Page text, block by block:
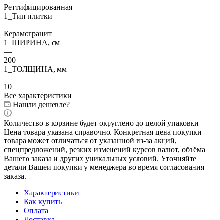
Реттифицированная
1_Тип плитки
—
Керамогранит
1_ШИРИНА, cм
—
200
1_ТОЛЩИНА, мм
—
10
Все характеристики
Нашли дешевле?
Количество в корзине будет округлено до целой упаковки
Цена товара указана справочно. Конкретная цена покупки
товара может отличаться от указанной из-за акций,
спецпредложений, резких изменений курсов валют, объёма
Вашего заказа и других уникальных условий. Уточняйте
детали Вашей покупки у менеджера во время согласования
заказа.
Характеристики
Как купить
Оплата